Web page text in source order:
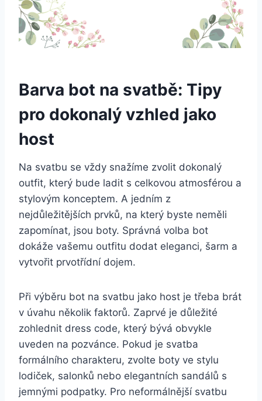
Barva⁣ bot na‍ svatbě: Tipy
‍pro dokonalý vzhled jako
host
Na svatbu se‍ vždy snažíme‍ zvolit dokonalý
outfit, který bude ladit s ​celkovou atmosférou a
⁣stylovým konceptem. A jedním z
nejdůležitějších prvků, na ​který byste⁤ neměli
zapomínat, jsou⁢ boty. Správná volba bot
‌dokáže vašemu outfitu dodat ‍eleganci, ⁤šarm a
vytvořit prvotřídní dojem.
Při výběru bot na svatbu jako host je třeba brát
v úvahu několik‍ faktorů. Zaprvé ⁣je důležité
zohlednit dress code, který‌ bývá obvykle
uveden na pozvánce. Pokud ‌je ​svatba
formálního charakteru, zvolte boty ve stylu⁤
lodiček,⁣ salonků nebo elegantních sandálů s
jemnými podpatky. Pro ‌neformálnější⁢ svatbu⁤